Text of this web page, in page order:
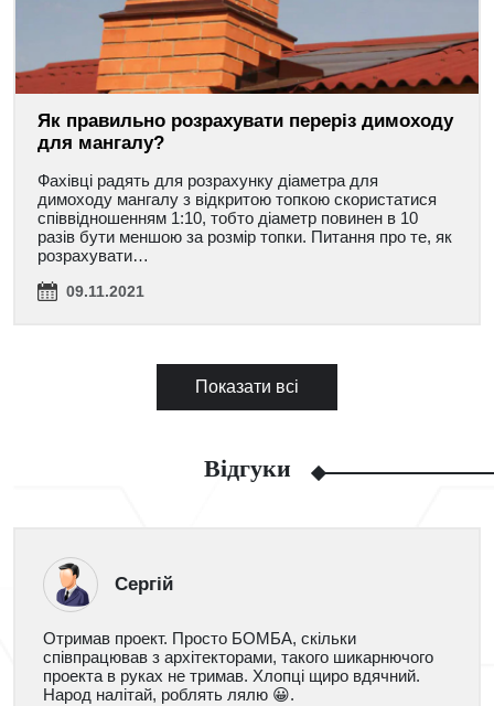
Як правильно розрахувати переріз димоходу
для мангалу?
Фахівці радять для розрахунку діаметра для
димоходу мангалу з відкритою топкою скористатися
співвідношенням 1:10, тобто діаметр повинен в 10
разів бути меншою за розмір топки. Питання про те, як
розрахувати…
09.11.2021
Показати всі
Відгуки
Сергій
Отримав проект. Просто БОМБА, скільки
співпрацював з архітекторами, такого шикарнючого
проекта в руках не тримав. Хлопці щиро вдячний.
Народ налітай, роблять лялю 😀.